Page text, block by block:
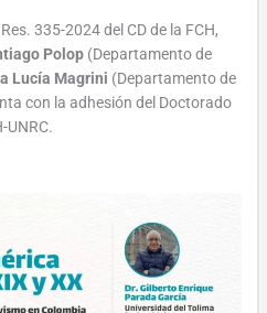
335-2024 del CD de la FCH,
Polop (Departamento de
Lucía Magrini (Departamento de
con la adhesión del Doctorado
UNRC.